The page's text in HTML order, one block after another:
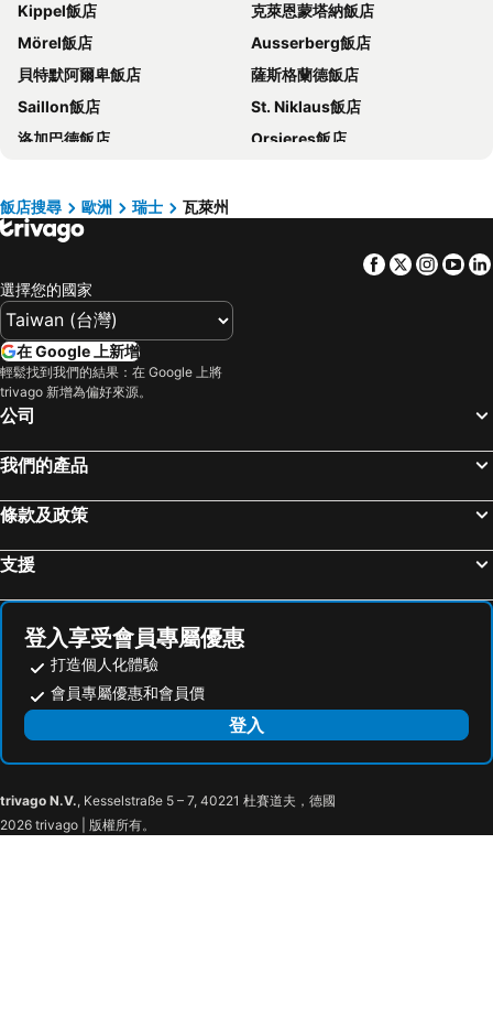
桃園地區飯店
基隆飯店
新竹地區飯店
澎湖飯店
苗栗縣飯店
金門飯店
彰化地區飯店
雲林飯店
台灣飯店
近畿飯店
澳門飯店
京都府飯店
Kippel飯店
克萊恩蒙塔納飯店
Mörel飯店
Ausserberg飯店
貝特默阿爾卑飯店
薩斯格蘭德飯店
Saillon飯店
St. Niklaus飯店
洛加巴德飯店
Orsieres飯店
Ayer飯店
Zinal飯店
Saas Almagell飯店
Stalden飯店
飯店搜尋 歐洲 瑞士 瓦萊州
Facebook
Twitter
選擇您的國家
在 Google 上新增
輕鬆找到我們的結果：在 Google 上將
trivago 新增為偏好來源。
公司
我們的產品
條款及政策
支援
登入享受會員專屬優惠
打造個人化體驗
會員專屬優惠和會員價
登入
trivago N.V., Kesselstraße 5 – 7, 40221 杜賽道夫，德國
2026 trivago | 版權所有。